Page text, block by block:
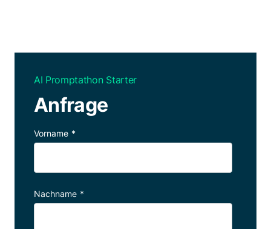
AI Promptathon Starter
Anfrage
Vorname *
Nachname *